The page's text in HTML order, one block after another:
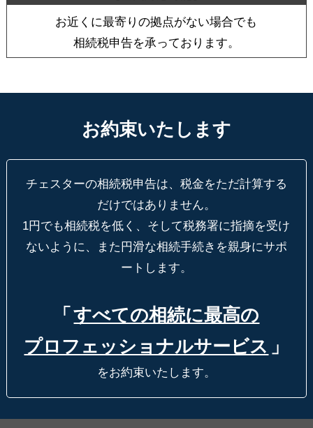
お近くに最寄りの拠点がない場合でも
相続税申告を承っております。
お約束いたします
チェスターの相続税申告は、税金をただ計算する
だけではありません。
1円でも相続税を低く、そして税務署に指摘を受け
ないように、
また円滑な相続手続きを親身にサポ
ートします。
「 すべての相続に最高の
プロフェッショナルサービス 」
をお約束いたします。